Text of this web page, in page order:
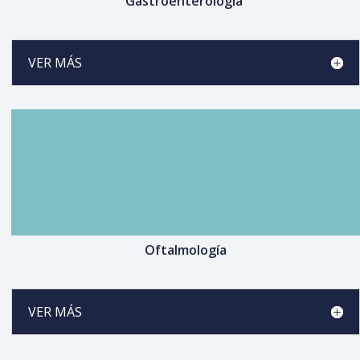
VER MÁS
Oftalmología
VER MÁS